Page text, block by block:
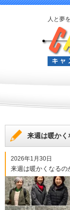
人と夢
来週は暖かく
2026年1月30日
来週は暖かくなるの